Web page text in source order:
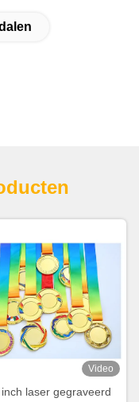
Video
laser gegraveerd